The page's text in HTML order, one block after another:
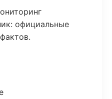
официальные